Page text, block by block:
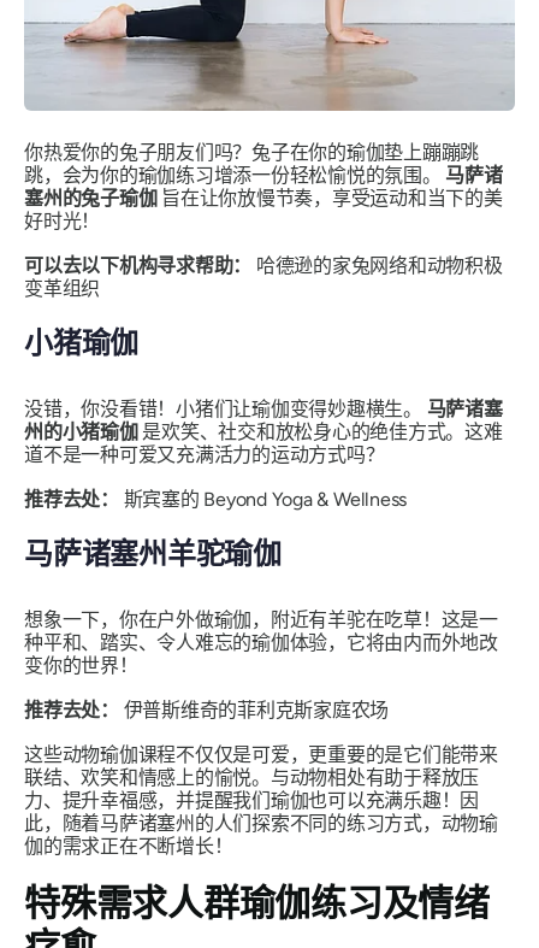
你热爱你的兔子朋友们吗？兔子在你的瑜伽垫上蹦蹦跳
跳，会为你的瑜伽练习增添一份轻松愉悦的氛围。 马萨诸
塞州的兔子瑜伽 旨在让你放慢节奏，享受运动和当下的美
好时光！
可以去以下机构寻求帮助：
哈德逊的家兔网络和动物积极
变革组织
小猪瑜伽
没错，你没看错！小猪们让瑜伽变得妙趣横生。 马萨诸塞
州的小猪瑜伽 是欢笑、社交和放松身心的绝佳方式。这难
道不是一种可爱又充满活力的运动方式吗？
推荐去处： 斯宾塞的 Beyond Yoga & Wellness
马萨诸塞州羊驼瑜伽
想象一下，你在户外做瑜伽，附近有羊驼在吃草！这是一
种平和、踏实、令人难忘的瑜伽体验，它将由内而外地改
变你的世界！
推荐去处： 伊普斯维奇的菲利克斯家庭农场
这些动物瑜伽课程不仅仅是可爱，更重要的是它们能带来
联结、欢笑和情感上的愉悦。与动物相处有助于释放压
力、提升幸福感，并提醒我们瑜伽也可以充满乐趣！因
此，随着马萨诸塞州的人们探索不同的练习方式，动物瑜
伽的需求正在不断增长！
特殊需求人群瑜伽练习及情绪